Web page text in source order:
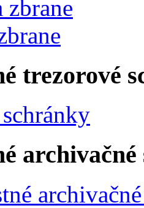
zbrane
trezorové